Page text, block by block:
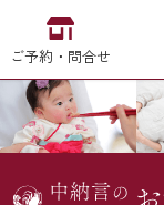
ご予約・問合せ